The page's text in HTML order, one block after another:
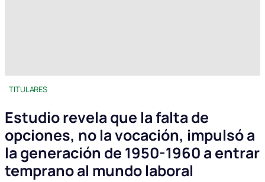
TITULARES
Estudio revela que la falta de
opciones, no la vocación, impulsó a
la generación de 1950-1960 a entrar
temprano al mundo laboral